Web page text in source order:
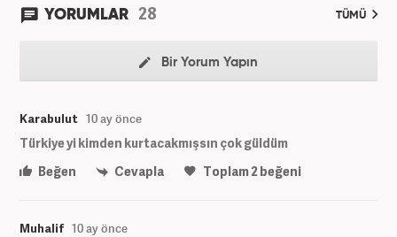
YORUMLAR 28 TÜMÜ
Bir Yorum Yapın
Karabulut 10 ay önce
Türkiye yi kimden kurtacakmışsın çok güldüm
Beğen
Cevapla Toplam2 beğeni
Muhalif 10 ay önce